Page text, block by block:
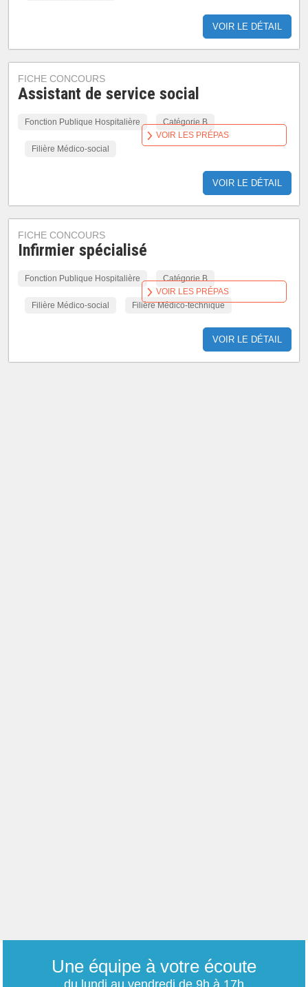
VOIR LE DÉTAIL
FICHE CONCOURS
Assistant de service social
Fonction Publique Hospitalière Catégorie B
Filière Médico-social
VOIR LE DÉTAIL
VOIR LES PRÉPAS
FICHE CONCOURS
Infirmier spécialisé
Fonction Publique Hospitalière Catégorie B
Filière Médico-social Filière Médico-technique
VOIR LE DÉTAIL
VOIR LES PRÉPAS
Une équipe à votre écoute
du lundi au vendredi de 9h à 17h